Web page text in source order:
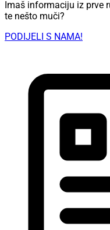
Imaš informaciju iz prve
te nešto muči?
PODIJELI S NAMA!